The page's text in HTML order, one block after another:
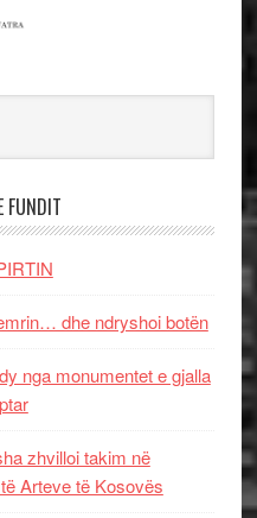
FUNDIT
dhe ndryshoi botën
nga monumentet e gjalla
zhvilloi takim në
Arteve të Kosovës